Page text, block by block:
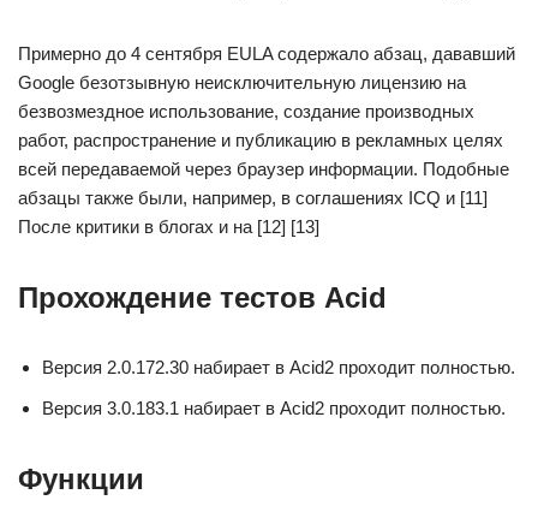
Примерно до 4 сентября EULA содержало абзац, дававший
Google безотзывную неисключительную лицензию на
безвозмездное использование, создание производных
работ, распространение и публикацию в рекламных целях
всей передаваемой через браузер информации. Подобные
абзацы также были, например, в соглашениях ICQ и [11]
После критики в блогах и на [12] [13]
Прохождение тестов Acid
Версия 2.0.172.30 набирает в Acid2 проходит полностью.
Версия 3.0.183.1 набирает в Acid2 проходит полностью.
Функции